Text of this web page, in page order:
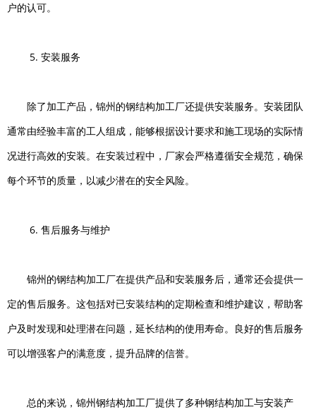
户的认可。
5. 安装服务
除了加工产品，锦州的钢结构加工厂还提供安装服务。安装团队
通常由经验丰富的工人组成，能够根据设计要求和施工现场的实际情
况进行高效的安装。在安装过程中，厂家会严格遵循安全规范，确保
每个环节的质量，以减少潜在的安全风险。
6. 售后服务与维护
锦州的钢结构加工厂在提供产品和安装服务后，通常还会提供一
定的售后服务。这包括对已安装结构的定期检查和维护建议，帮助客
户及时发现和处理潜在问题，延长结构的使用寿命。良好的售后服务
可以增强客户的满意度，提升品牌的信誉。
总的来说，锦州钢结构加工厂提供了多种钢结构加工与安装产